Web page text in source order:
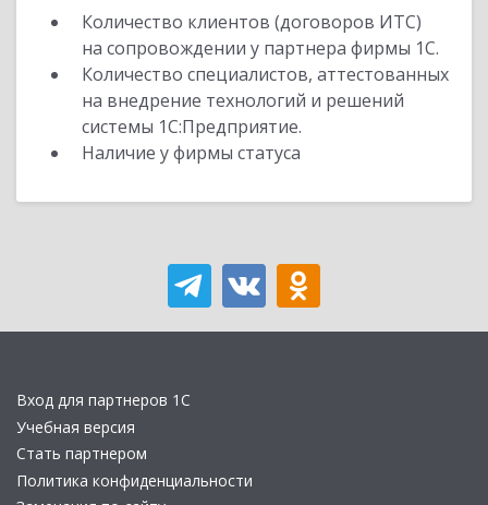
Количество клиентов (договоров ИТС)
на сопровождении у партнера фирмы 1С.
Количество специалистов, аттестованных
на внедрение технологий и решений
системы 1С:Предприятие.
Наличие у фирмы статуса
Вход для партнеров 1С
Учебная версия
Стать партнером
Политика конфиденциальности